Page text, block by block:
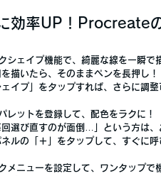
効率UP！Procreate
シェイプ機能で、綺麗な線を一瞬で
描いたら、そのままペンを長押し！
ェイプ」をタップすれば、さらに調整
レットを登録して、配色をラクに！
回選び直すのが面倒…」という方は、
ルの「＋」をタップして、すぐに呼
メニューを設定して、ワンタップで